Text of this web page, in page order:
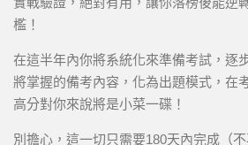
檻！
在這半年內你將系統化來準備考試，逐
將掌握的備考內容，化為出題模式，在
高分對你來說將是小菜一碟！
別擔心，這一切只需要180天內完成（